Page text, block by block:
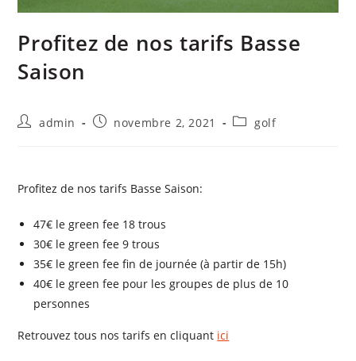
Profitez de nos tarifs Basse
Saison
admin novembre 2, 2021 golf
Profitez de nos tarifs Basse Saison:
47€ le green fee 18 trous
30€ le green fee 9 trous
35€ le green fee fin de journée (à partir de 15h)
40€ le green fee pour les groupes de plus de 10
personnes
Retrouvez tous nos tarifs en cliquant ici